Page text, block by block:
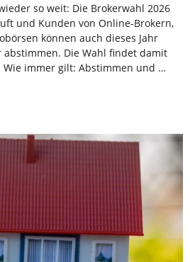
so weit: Die Brokerwahl 2026
und Kunden von Online-Brokern,
können auch dieses Jahr
Die Wahl findet damit
Wie immer gilt: Abstimmen und …